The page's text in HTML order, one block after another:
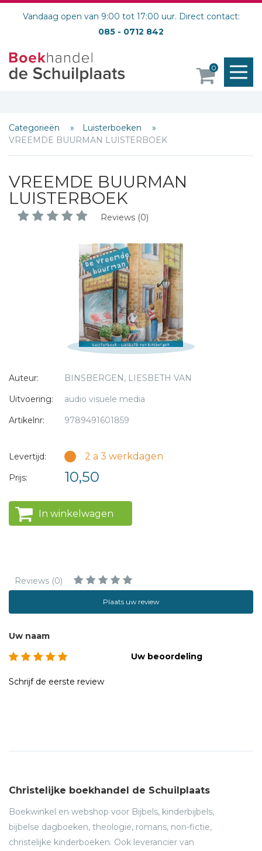
Vandaag open van 9:00 tot 17:00 uur. Direct contact:
085 - 0712 842
0
Categorieën
Luisterboeken
VREEMDE BUURMAN LUISTERBOEK
VREEMDE BUURMAN
LUISTERBOEK
Reviews (0)
Auteur:
BINSBERGEN, LIESBETH VAN
Uitvoering:
audio visuele media
Artikelnr:
9789491601859
Levertijd: 2 a 3 werkdagen
Prijs: 10,50
In winkelwagen
Reviews (0)
Plaats uw review
Schrijf hieronder je review!
Naam *
E-mail *
Titel *
Uw naam
Uw beoordeling
Schrijf de eerste review
Christelijke boekhandel de Schuilplaats
Boekwinkel en webshop voor Bijbels, kinderbijbels,
bijbelse dagboeken, theologie, romans, non-fictie,
christelijke kinderboeken. Ook leverancier van